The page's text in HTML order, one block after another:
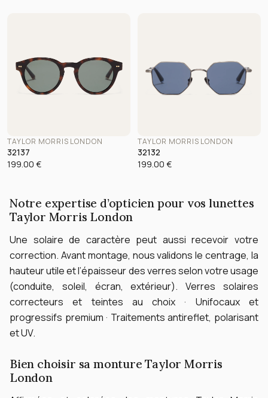
TAYLOR MORRIS LONDON
32137
199.00 €
TAYLOR MORRIS LONDON
32132
199.00 €
Notre expertise d’opticien pour vos lunettes
Taylor Morris London
Une solaire de caractère peut aussi recevoir votre
correction. Avant montage, nous validons le centrage, la
hauteur utile et l’épaisseur des verres selon votre usage
(conduite, soleil, écran, extérieur).
Verres solaires
correcteurs et teintes au choix · Unifocaux et
progressifs premium · Traitements antireflet, polarisant
et UV.
Bien choisir sa monture Taylor Morris
London